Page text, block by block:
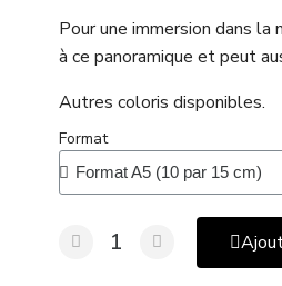
Pour une immersion dans
à ce panoramique et peut
Autres coloris disponibles.
Format